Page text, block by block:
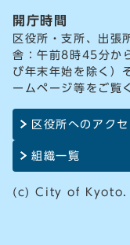
開庁時間
区役所・支所、出
舎：午前8時45分か
び年末年始を除く）
ームページ等をご覧
区役所へのアクセ
組織一覧
(c) City of